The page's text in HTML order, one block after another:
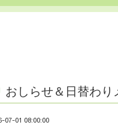
おしらせ＆日替わり
07-01 08:00:00